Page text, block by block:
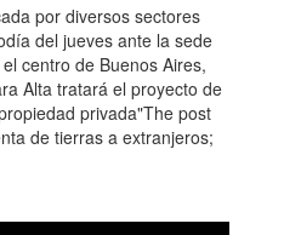
por diversos sectores
del jueves ante la sede
centro de Buenos Aires,
Alta tratará el proyecto de
privada"The post
de tierras a extranjeros;